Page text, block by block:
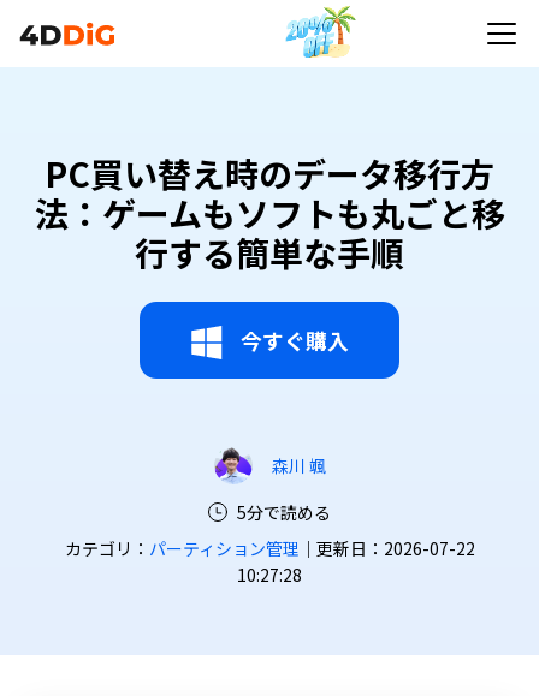
PC買い替え時のデータ移行方
法：ゲームもソフトも丸ごと移
行する簡単な手順
今すぐ購入
森川 颯
5分で読める
カテゴリ： パーティション管理 ｜更新日：2026-07-22
10:27:28